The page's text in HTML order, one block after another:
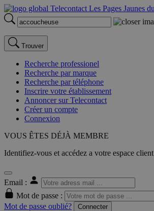
Trouver
Recherche professionel
Recherche par marque
Recherche par téléphone
Inscrire votre établissement
Annoncer sur Telecontact
Créer un compte
Connexion
VOUS ÊTES DÉJÀ MEMBRE
Identifiez-vous et accédez a votre espace client
Email :
Mot de passe :
Mot de passe oublié?
Connecter